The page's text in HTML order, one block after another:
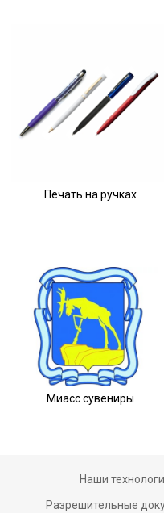
Печать на ручках
Миасс сувениры
Наши
Разрешительные